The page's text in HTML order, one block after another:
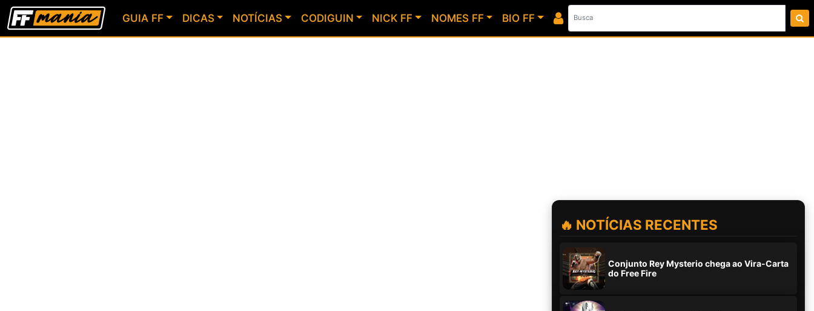
GUIA FF DICAS NOTÍCIAS CODIGUIN NICK FF NOMES FF BIO FF
🔥 NOTÍCIAS RECENTES
Conjunto Rey Mysterio chega ao Vira-Carta
do Free Fire